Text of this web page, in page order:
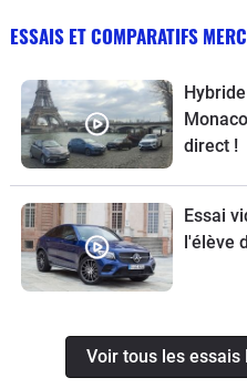
ESSAIS ET COMPARATIFS
direct !
Essai
l'élève
Voir tous les essais